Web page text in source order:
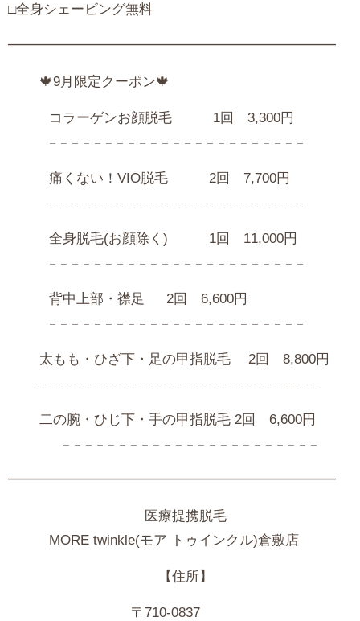
□全身シェービング無料
━━━━━━━━━━━━━━━━━━━━━━━━
🍁9月限定クーポン🍁
コラーゲンお顔脱毛 1回 3,300円
𓐄 𓐄 𓐄 𓐄 𓐄 𓐄 𓐄 𓐄 𓐄 𓐄 𓐄 𓐄 𓐄 𓐄 𓐄 𓐄 𓐄 𓐄 𓐄 𓐄 𓐄 𓐄 𓐄
痛くない！VIO脱毛 2回 7,700円
𓐄 𓐄 𓐄 𓐄 𓐄 𓐄 𓐄 𓐄 𓐄 𓐄 𓐄 𓐄 𓐄 𓐄 𓐄 𓐄 𓐄 𓐄 𓐄 𓐄 𓐄 𓐄 𓐄
全身脱毛(お顔除く) 1回 11,000円
𓐄 𓐄 𓐄 𓐄 𓐄 𓐄 𓐄 𓐄 𓐄 𓐄 𓐄 𓐄 𓐄 𓐄 𓐄 𓐄 𓐄 𓐄 𓐄 𓐄 𓐄 𓐄 𓐄
背中上部・襟足 2回 6,600円
𓐄 𓐄 𓐄 𓐄 𓐄 𓐄 𓐄 𓐄 𓐄 𓐄 𓐄 𓐄 𓐄 𓐄 𓐄 𓐄 𓐄 𓐄 𓐄 𓐄 𓐄 𓐄 𓐄
太もも・ひざ下・足の甲指脱毛 2回 8,800円
𓐄 𓐄 𓐄 𓐄 𓐄 𓐄 𓐄 𓐄 𓐄 𓐄 𓐄 𓐄 𓐄 𓐄 𓐄 𓐄 𓐄 𓐄 𓐄 𓐄 𓐄 𓐄 𓐄𓐄 𓐄 𓐄
二の腕・ひじ下・手の甲指脱毛 2回 6,600円
𓐄 𓐄 𓐄 𓐄 𓐄 𓐄 𓐄 𓐄 𓐄 𓐄 𓐄 𓐄 𓐄 𓐄 𓐄 𓐄 𓐄 𓐄 𓐄 𓐄 𓐄 𓐄 𓐄
━━━━━━━━━━━━━━━━━━━━━━━━
医療提携脱毛
MORE twinkle(モア トゥインクル)倉敷店
【住所】
〒710-0837